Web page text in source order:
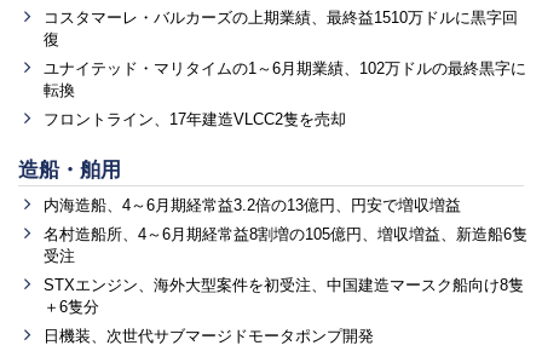
コスタマーレ・バルカーズの上期業績、最終益1510万ドルに黒字回
復
ユナイテッド・マリタイムの1～6月期業績、102万ドルの最終黒字に
転換
フロントライン、17年建造VLCC2隻を売却
造船・舶用
内海造船、4～6月期経常益3.2倍の13億円、円安で増収増益
名村造船所、4～6月期経常益8割増の105億円、増収増益、新造船6隻
受注
STXエンジン、海外大型案件を初受注、中国建造マースク船向け8隻
＋6隻分
日機装、次世代サブマージドモータポンプ開発